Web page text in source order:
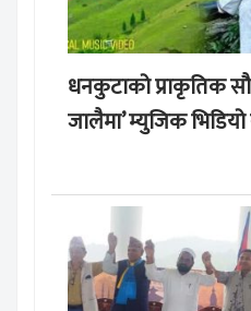
धनकुटाको प्राकृतिक
जालैमा’ म्युजिक